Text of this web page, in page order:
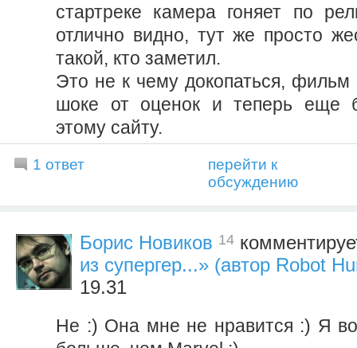
стартреке камера гоняет по
отлично видно, тут же просто
такой, кто заметил.
Это не к чему докопаться,
шоке от оценок и теперь еще
этому сайту.
1 ответ
перейти к
обсуждению
Борис Новиков 14
из супергер...» (автор Robot
19.31
Не :) Она мне не нравится :) Я